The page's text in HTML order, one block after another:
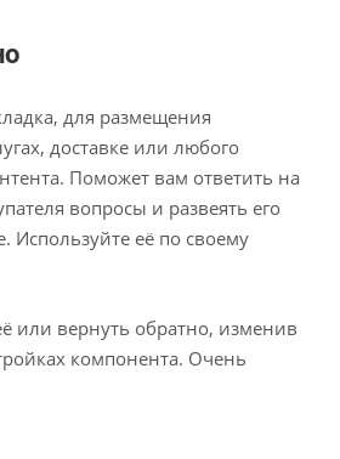
для размещения
доставке или любого
Поможет вам ответить на
вопросы и развеять его
Используйте её по своему
или вернуть обратно, изменив
компонента. Очень